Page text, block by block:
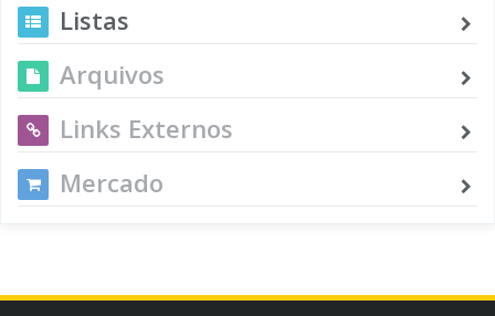
Listas
Arquivos
Links Externos
Mercado